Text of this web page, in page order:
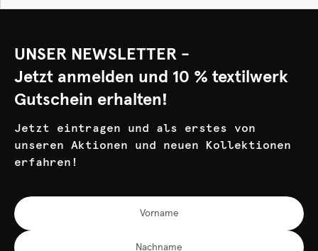
UNSER NEWSLETTER -
Jetzt anmelden und 10 % textilwerk
Gutschein erhalten!
Jetzt eintragen und als erstes von
unseren Aktionen und neuen Kollektionen
erfahren!